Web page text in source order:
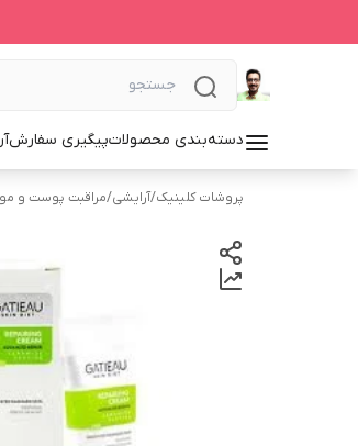
دسته‌بندی محصولاتپیگیری سفارش
پروشات کلینیک/آرایشی/مراقبت پوست و مو